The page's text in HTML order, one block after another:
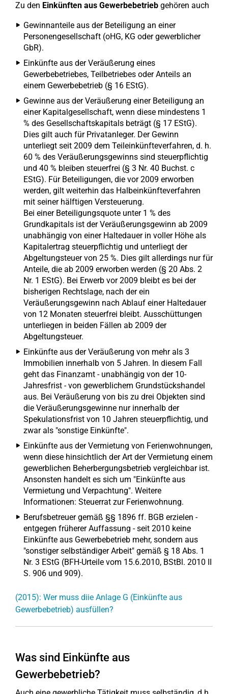
Zu den Einkünften aus Gewerbebetrieb gehören auch
Gewinnanteile aus der Beteiligung an einer
Personengesellschaft (oHG, KG oder gewerblicher
GbR).
Einkünfte aus der Veräußerung eines
Gewerbebetriebes, Teilbetriebes oder Anteils an
einem Gewerbebetrieb (§ 16 EStG).
Gewinne aus der Veräußerung einer Beteiligung an
einer Kapitalgesellschaft, wenn diese mindestens 1
% des Gesellschaftskapitals beträgt (§ 17 EStG).
Dies gilt auch für Privatanleger. Der Gewinn
unterliegt seit 2009 dem Teileinkünfteverfahren, d. h.
60 % des Veräußerungsgewinns sind steuerpflichtig
und 40 % bleiben steuerfrei (§ 3 Nr. 40 Buchst. c
EStG). Für Beteiligungen, die vor 2009 erworben
werden, gilt weiterhin das Halbeinkünfteverfahren
mit seiner hälftigen Versteuerung.
Bei einer Beteiligungsquote unter 1 % des
Grundkapitals ist der Veräußerungsgewinn ab 2009
unabhängig von einer Haltedauer in voller Höhe als
Kapitalertrag steuerpflichtig und unterliegt der
Abgeltungsteuer von 25 %. Dies gilt allerdings nur für
Anteile, die ab 2009 erworben werden (§ 20 Abs. 2
Nr. 1 EStG). Bei Erwerb vor 2009 bleibt es bei der
bisherigen Rechtslage, nach der ein
Veräußerungsgewinn nach Ablauf einer Haltedauer
von 12 Monaten steuerfrei bleibt. Ausschüttungen
unterliegen in beiden Fällen ab 2009 der
Abgeltungsteuer.
Einkünfte aus der Veräußerung von mehr als 3
Immobilien innerhalb von 5 Jahren. In diesem Fall
geht das Finanzamt - unabhängig von der 10-
Jahresfrist - von gewerblichem Grundstückshandel
aus. Bei Veräußerung von bis zu drei Objekten sind
die Veräußerungsgewinne nur innerhalb der
Spekulationsfrist von 10 Jahren steuerpflichtig, und
zwar als "sonstige Einkünfte".
Einkünfte aus der Vermietung von Ferienwohnungen,
wenn diese hinsichtlich der Art der Vermietung einem
gewerblichen Beherbergungsbetrieb vergleichbar ist.
Ansonsten handelt es sich um "Einkünfte aus
Vermietung und Verpachtung". Weitere
Informationen: Steuerrat zur Ferienwohnung.
Berufsbetreuer gemäß §§ 1896 ff. BGB erzielen -
entgegen früherer Auffassung - seit 2010 keine
Einkünfte aus Gewerbebetrieb mehr, sondern aus
"sonstiger selbständiger Arbeit" gemäß § 18 Abs. 1
Nr. 3 EStG (BFH-Urteile vom 15.6.2010, BStBl. 2010 II
S. 906 und 909).
(2015): Wer muss diie Anlage G (Einkünfte aus
Gewerbebetrieb) ausfüllen?
Was sind Einkünfte aus
Gewerbebetrieb?